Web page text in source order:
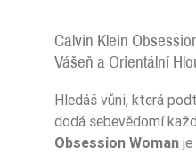
Calvin Klein
Vášeň a Orientální
Hledáš vůni, která
dodá sebevědomí
Obsession Woman